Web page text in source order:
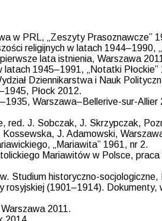
w PRL, „Zeszyty Prasoznawcze”
religijnych w latach
lata istnienia, Warszawa
1945–1991, „Notatki Płockie”
Dziennikarstwa i Nauk
Płock 2012.
Warszawa–Bellerive-sur-Allier
red. J. Sobczak, J. Skrzypczak,
J. Adamowski,
„Mariawita” 1961, nr 2.
Mariawitów w Polsce,
Studium historyczno-socjologiczne,
rosyjskiej (1901–1914). Dokumenty,
2011.